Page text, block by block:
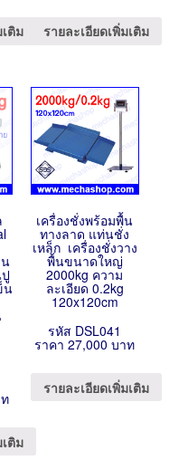
ติม รายละเอียดเพิ่มเติม
น
ติม
เครื่องชั่งพร้อมพื้น
ทางลาด แท่นชั่ง
เหล็ก เครื่องชั่งวาง
พื้นขนาดใหญ่
2000kg ความ
ละเอียด 0.2kg
120x120cm
รหัส DSL041
ราคา 27,000 บาท
รายละเอียดเพิ่มเติม